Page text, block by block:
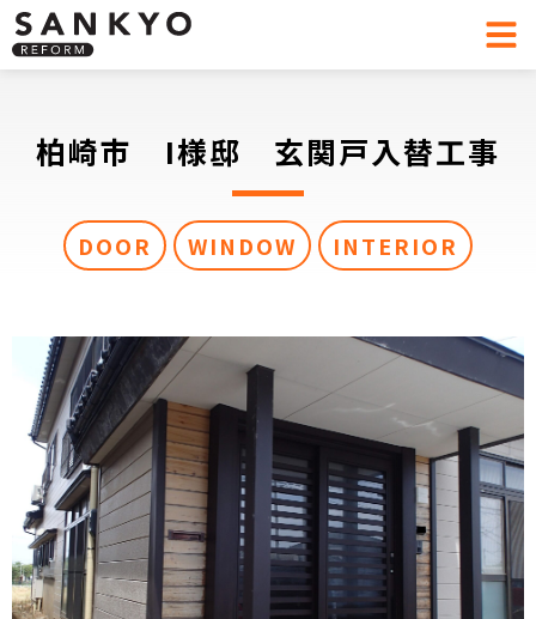
柏崎市 I様邸 玄関戸入替工事
DOOR WINDOW INTERIOR